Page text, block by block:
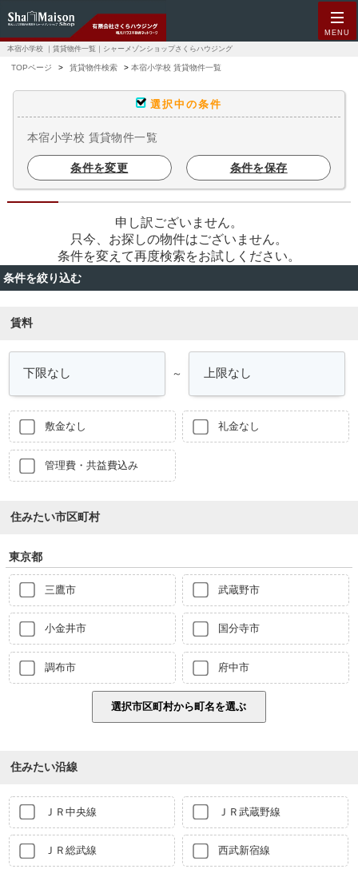
MENU
本宿小学校 ｜賃貸物件一覧｜シャーメゾンショップさくらハウジング
TOPページ 賃貸物件検索 本宿小学校 賃貸物件一覧
選択中の条件
本宿小学校 賃貸物件一覧
条件を変更 条件を保存
申し訳ございません。
只今、お探しの物件はございません。
条件を変えて再度検索をお試しください。
条件を絞り込む
賃料
～
敷金なし 礼金なし
管理費・共益費込み
住みたい市区町村
東京都
三鷹市 武蔵野市
小金井市 国分寺市
調布市 府中市
住みたい沿線
ＪＲ中央線 ＪＲ武蔵野線
ＪＲ総武線 西武新宿線